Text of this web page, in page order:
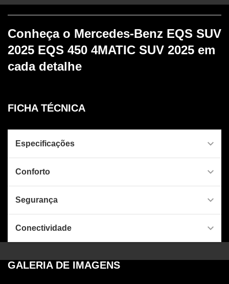
Conheça o Mercedes-Benz EQS SUV
2025 EQS 450 4MATIC SUV 2025 em
cada detalhe
FICHA TÉCNICA
Especificações
Conforto
Segurança
Conectividade
GALERIA DE IMAGENS